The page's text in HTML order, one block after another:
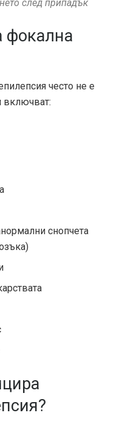
след припадък
фокална
често не е
включват:
снопчета